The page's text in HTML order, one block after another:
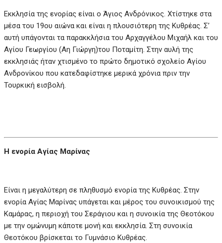
Εκκλησία της ενορίας είναι ο Άγιος Ανδρόνικος. Χτίστηκε στα
μέσα του 19ου αιώνα και είναι η πλουσιότερη της Κυθρέας. Σ’
αυτή υπάγονται τα παρακκλήσια του Αρχαγγέλου Μιχαήλ και του
Αγίου Γεωργίου (Αη Γιώργη)του Ποταμίτη. Στην αυλή της
εκκλησιάς ήταν χτισμένο το πρώτο δημοτικό σχολείο Αγίου
Ανδρονίκου που κατεδαφίστηκε μερικά χρόνια πριν την
Τουρκική εισβολή.
Η ενορία Αγίας Μαρίνας
Είναι η μεγαλύτερη σε πληθυσμό ενορία της Κυθρέας. Στην
ενορία Αγίας Μαρίνας υπάγεται και μέρος του συνοικισμού της
Καμάρας, η περιοχή του Σεράγιου και η συνοικία της Θεοτόκου
με την ομώνυμη κάποτε μονή και εκκλησία. Στη συνοικία
Θεοτόκου βρίσκεται το Γυμνάσιο Κυθρέας.